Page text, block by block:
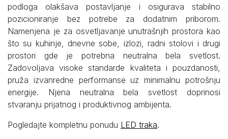
podloga olakšava postavljanje i osigurava stabilno
pozicioniranje bez potrebe za dodatnim priborom.
Namenjena je za osvetljavanje unutrašnjih prostora kao
što su kuhinje, dnevne sobe, izlozi, radni stolovi i drugi
prostori gde je potrebna neutralna bela svetlost.
Zadovoljava visoke standarde kvaliteta i pouzdanosti,
pruža izvanredne performanse uz minimalnu potrošnju
energije. Njena neutralna bela svetlost doprinosi
stvaranju prijatnog i produktivnog ambijenta.
Pogledajte kompletnu ponudu LED traka.